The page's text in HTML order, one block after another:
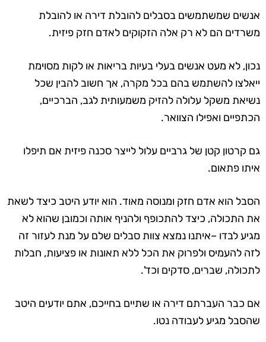
אנשים שמשתמשים בסבלים להובלת דירה או להובלת
משרדים הם לא רק אלה הזקוקים לאדם חזק פיזית.
נכון, לא מעט אנשים בעלי בעיות בריאות או לקות מסוימת
ייאלצו להשתמש בהם בכל מקרה, אך חשוב להבין שכל
נשיאת משקל עלולה להזיק משמעותית לגב, הברכיים,
הכתפיים ואפילו הצוואר.
גם קרטון קטן של גרביים עלול לייצר סכנה פיזית אם תיפלו
איתו פתאום.
הסבל הוא אדם חזק ומנוסה מאוד. הוא יודע היטב כיצד לשאת
את התכולה, כיצד להתכופף ולהניף אותה וכמובן שהוא לא
מגיע לבדו –איתנו נמצא צוות סבלים שלם על מנת לעזור זה
לזה להעמיס ולפרוק את הכל ללא תאונות או פציעות, חבלות
לתכולה, שברים, סדקים וכד'.
אם כבר העברתם דירה או שתיים בחייכם, אתם יודעים היטב
שהסבל מגיע לעבודה נטו.